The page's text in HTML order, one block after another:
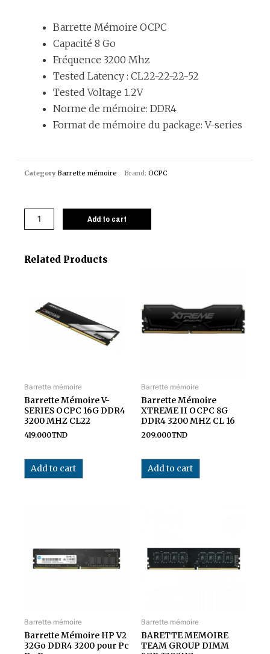
Barrette Mémoire OCPC
Capacité 8 Go
Fréquence 3200 Mhz
Tested Latency : CL22-22-22-52
Tested Voltage 1.2V
Norme de mémoire: DDR4
Format de mémoire du package: V-series
Category Barrette mémoire Brand: OCPC
Add to cart
Related Products
Barrette mémoire
Barrette Mémoire V-
SERIES OCPC 16G DDR4
3200 MHZ CL22
419.000TND
Add to cart
Barrette mémoire
Barrette Mémoire
XTREME II OCPC 8G
DDR4 3200 MHZ CL 16
209.000TND
Add to cart
Barrette mémoire
Barrette Mémoire HP V2
32Go DDR4 3200 pour Pc
Barrette mémoire
BARETTE MEMOIRE
TEAM GROUP DIMM